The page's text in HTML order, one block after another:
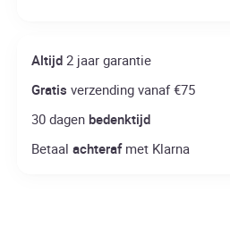
Altijd 2 jaar garantie
Gratis verzending vanaf €75
30 dagen bedenktijd
Betaalachterafmet Klarna